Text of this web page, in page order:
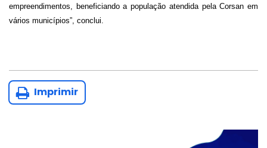
empreendimentos, beneficiando a população atendida pelaCorsan em
vários municípios”, conclui.
Imprimir